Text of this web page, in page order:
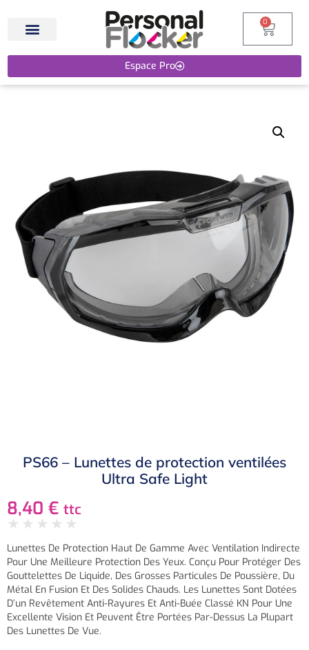
Espace Pro
0
PS66 – Lunettes de protection ventilées
Ultra Safe Light
8,40 € ttc
★ ★ ★ ★ ★
Lunettes De Protection Haut De Gamme Avec Ventilation Indirecte
Pour Une Meilleure Protection Des Yeux. Conçu Pour Protéger Des
Gouttelettes De Liquide, Des Grosses Particules De Poussière, Du
Métal En Fusion Et Des Solides Chauds. Les Lunettes Sont Dotées
D’un Revêtement Anti-Rayures Et Anti-Buée Classé KN Pour Une
Excellente Vision Et Peuvent Être Portées Par-Dessus La Plupart
Des Lunettes De Vue.